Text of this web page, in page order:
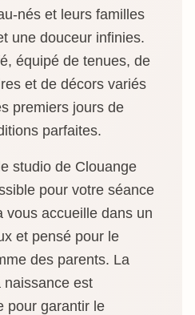
nés et leurs familles
une douceur infinies.
équipé de tenues, de
et de décors variés
premiers jours de
parfaites.
studio de Clouange
pour votre séance
vous accueille dans un
et pensé pour le
des parents. La
naissance est
pour garantir le